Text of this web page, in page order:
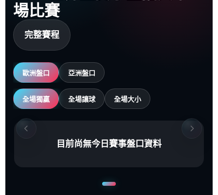
場比賽
完整賽程
歐洲盤口 亞洲盤口
全場獨贏 全場讓球 全場大小
目前尚無今日賽事盤口資料